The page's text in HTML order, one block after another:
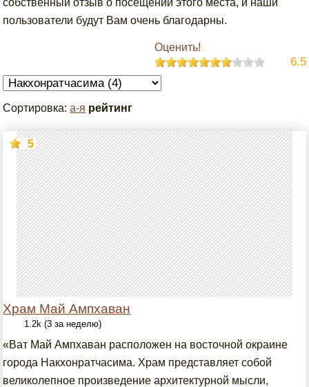
собственный отзыв о посещении этого места, и наши
пользователи будут Вам очень благодарны.
Оценить!
6.5
Сортировка:а-я рейтинг
Храм Май Ампхаван
5
1.2k (3 за неделю)
«Ват Май Ампхаван расположен на восточной окраине
города Накхонратчасима. Храм представляет собой
великолепное произведение архитектурной мысли,